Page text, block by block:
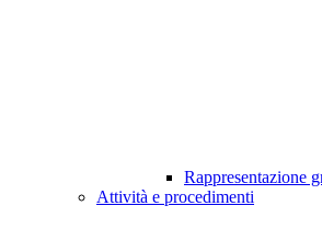
Rappresentazione
Attività e procedimenti